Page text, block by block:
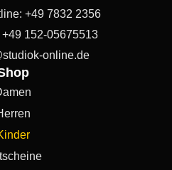
+49 7832 2356
152-05675513
online.de